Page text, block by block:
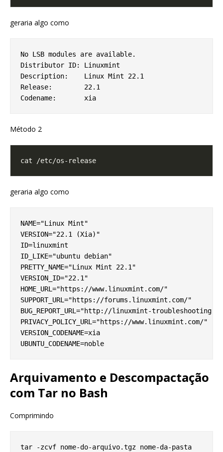
geraria algo como
No LSB modules are available.
Distributor ID:	Linuxmint
Description:	Linux Mint 22.1
Release:	22.1
Método 2
geraria algo como
NAME="Linux Mint"
VERSION="22.1 (Xia)"
ID=linuxmint
ID_LIKE="ubuntu debian"
PRETTY_NAME="Linux Mint 22.1"
VERSION_ID="22.1"
HOME_URL="https://www.linuxmint.com/"
SUPPORT_URL="https://forums.linuxmint.com/"
BUG_REPORT_URL="http://linuxmint-
PRIVACY_POLICY_URL="https://www.linuxmint.com/"
VERSION_CODENAME=xia
Arquivamento e Descompactação
com Tar no Bash
Comprimindo